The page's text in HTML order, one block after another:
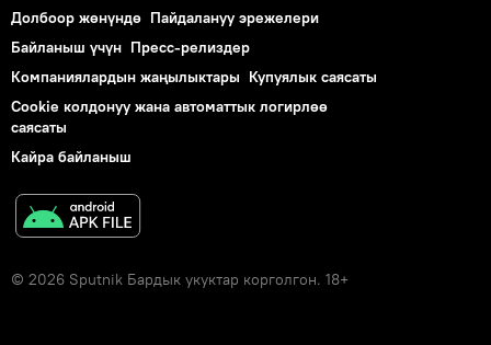
Долбоор жөнүндө Пайдалануу эрежелери
Байланыш үчүн Пресс-релиздер
Компаниялардын жаңылыктары Купуялык саясаты
Cookie колдонуу жана автоматтык логирлөө
саясаты
Кайра байланыш
© 2026 Sputnik Бардык укуктар корголгон. 18+